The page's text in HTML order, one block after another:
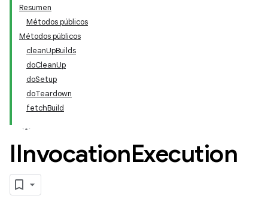
Resumen
Métodos públicos
Métodos públicos
cleanUpBuilds
doCleanUp
doSetup
doTeardown
fetchBuild
IInvocationExecution